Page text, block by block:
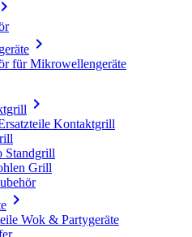

für Mikrowellengeräte

Kontaktgrill
Standgrill
Grill

Wok & Partygeräte